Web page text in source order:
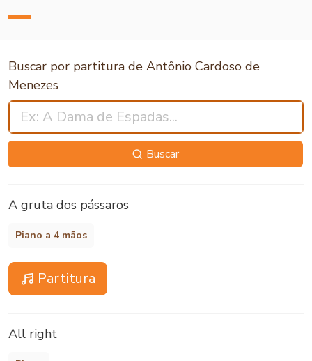
Buscar por partitura de Antônio Cardoso de
Menezes
Buscar
A gruta dos pássaros
Piano a 4 mãos
Partitura
All right